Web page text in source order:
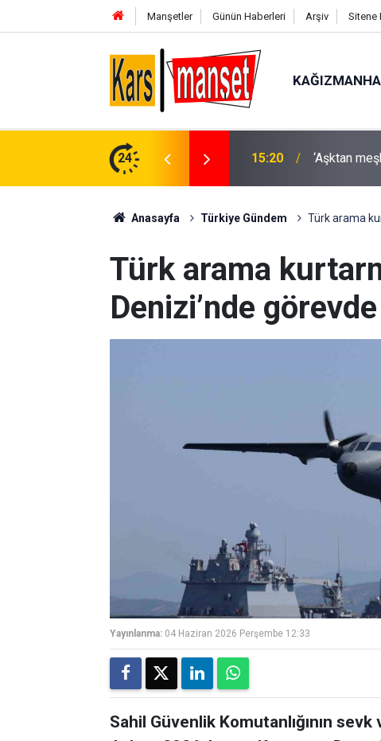
Manşetler Günün Haberleri Arşiv Sitene
24 15:12 Dron
Anasayfa Türkiye Gündem Türk arama
Türk arama
Denizi’nde görevde
Yayınlanma: 04 Haziran 2026 Perşembe 12:33
Sahil Güvenlik Komutanlığının